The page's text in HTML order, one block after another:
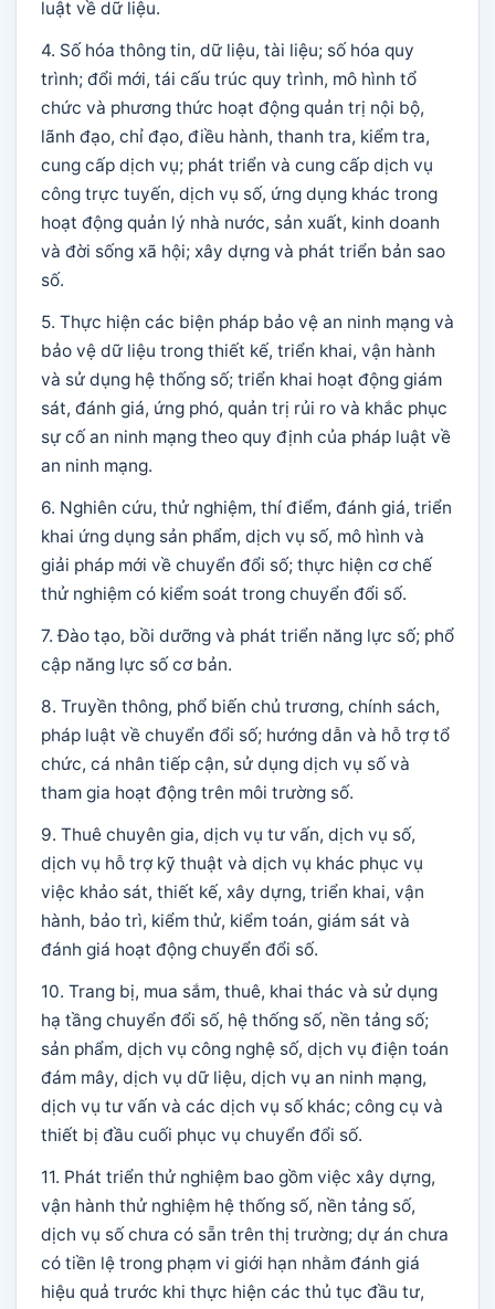
luật về dữ liệu.
4. Số hóa thông tin, dữ liệu, tài liệu; số hóa quy
trình; đổi mới, tái cấu trúc quy trình, mô hình tổ
chức và phương thức hoạt động quản trị nội bộ,
lãnh đạo, chỉ đạo, điều hành, thanh tra, kiểm tra,
cung cấp dịch vụ; phát triển và cung cấp dịch vụ
công trực tuyến, dịch vụ số, ứng dụng khác trong
hoạt động quản lý nhà nước, sản xuất, kinh doanh
và đời sống xã hội; xây dựng và phát triển bản sao
số.
5. Thực hiện các biện pháp bảo vệ an ninh mạng và
bảo vệ dữ liệu trong thiết kế, triển khai, vận hành
và sử dụng hệ thống số; triển khai hoạt động giám
sát, đánh giá, ứng phó, quản trị rủi ro và khắc phục
sự cố an ninh mạng theo quy định của pháp luật về
an ninh mạng.
6. Nghiên cứu, thử nghiệm, thí điểm, đánh giá, triển
khai ứng dụng sản phẩm, dịch vụ số, mô hình và
giải pháp mới về chuyển đổi số; thực hiện cơ chế
thử nghiệm có kiểm soát trong chuyển đổi số.
7. Đào tạo, bồi dưỡng và phát triển năng lực số; phổ
cập năng lực số cơ bản.
8. Truyền thông, phổ biến chủ trương, chính sách,
pháp luật về chuyển đổi số; hướng dẫn và hỗ trợ tổ
chức, cá nhân tiếp cận, sử dụng dịch vụ số và
tham gia hoạt động trên môi trường số.
9. Thuê chuyên gia, dịch vụ tư vấn, dịch vụ số,
dịch vụ hỗ trợ kỹ thuật và dịch vụ khác phục vụ
việc khảo sát, thiết kế, xây dựng, triển khai, vận
hành, bảo trì, kiểm thử, kiểm toán, giám sát và
đánh giá hoạt động chuyển đổi số.
10. Trang bị, mua sắm, thuê, khai thác và sử dụng
hạ tầng chuyển đổi số, hệ thống số, nền tảng số;
sản phẩm, dịch vụ công nghệ số, dịch vụ điện toán
đám mây, dịch vụ dữ liệu, dịch vụ an ninh mạng,
dịch vụ tư vấn và các dịch vụ số khác; công cụ và
thiết bị đầu cuối phục vụ chuyển đổi số.
11. Phát triển thử nghiệm bao gồm việc xây dựng,
vận hành thử nghiệm hệ thống số, nền tảng số,
dịch vụ số chưa có sẵn trên thị trường; dự án chưa
có tiền lệ trong phạm vi giới hạn nhằm đánh giá
hiệu quả trước khi thực hiện các thủ tục đầu tư,